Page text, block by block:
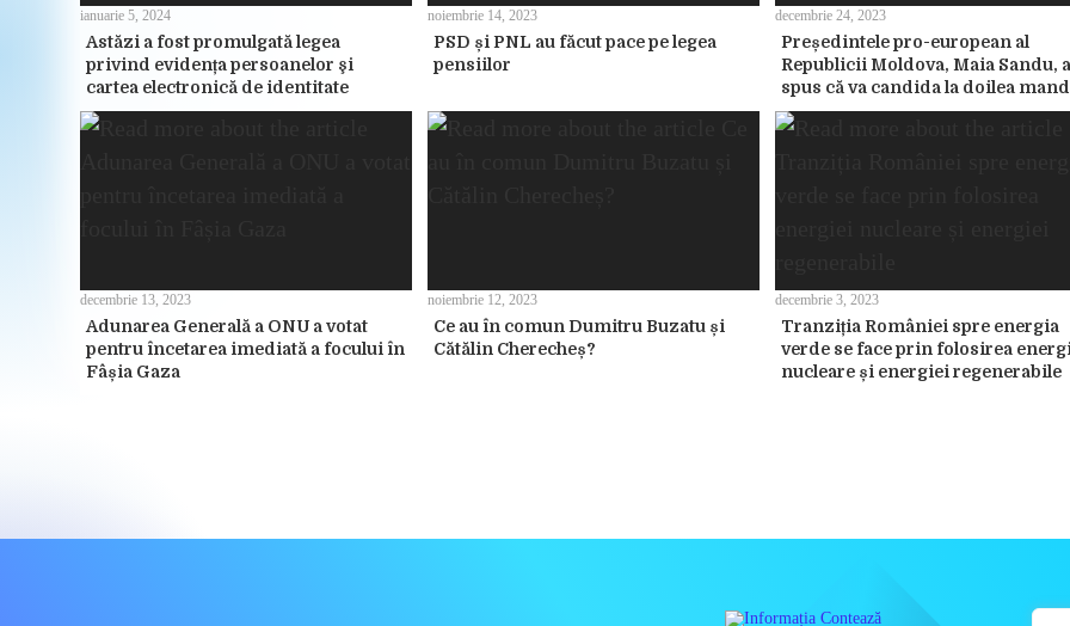
Astăzi a fost promulgată legea
privind evidența persoanelor şi
cartea electronică de identitate
ianuarie 5, 2024
PSD și PNL au făcut pace pe legea
pensiilor
noiembrie 14, 2023
Președintele pro-european al
Republicii Moldova, Maia Sandu, a
spus că va candida la doilea
decembrie 24, 2023
Adunarea Generală a ONU a votat
pentru încetarea imediată a focului în
Fâșia Gaza
decembrie 13, 2023
Ce au în comun Dumitru Buzatu și
Cătălin Cherecheș?
noiembrie 12, 2023
Tranziția României spre energia
verde se face prin folosirea
nucleare și energiei regenerabile
decembrie 3, 2023